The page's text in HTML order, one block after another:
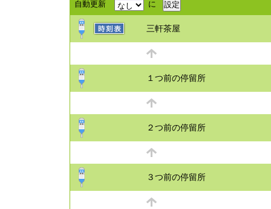
自動更新
に
三軒茶屋
１つ前の停留所
２つ前の停留所
３つ前の停留所